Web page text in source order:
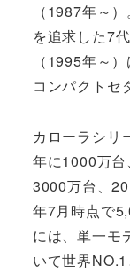
（1987年～
を追求した7
（1995年～
コンパクトセ
カローラシリ
年に1000万
3000万台、
年7月時点で
には、単一モ
いて世界